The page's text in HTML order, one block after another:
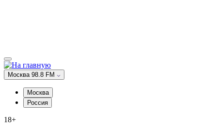
Москва 98.8 FM
Москва
Россия
18+